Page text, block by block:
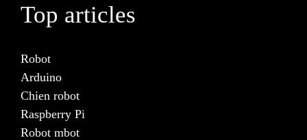
Top articles
Robot
Arduino
Chien robot
Raspberry Pi
Robot mbot